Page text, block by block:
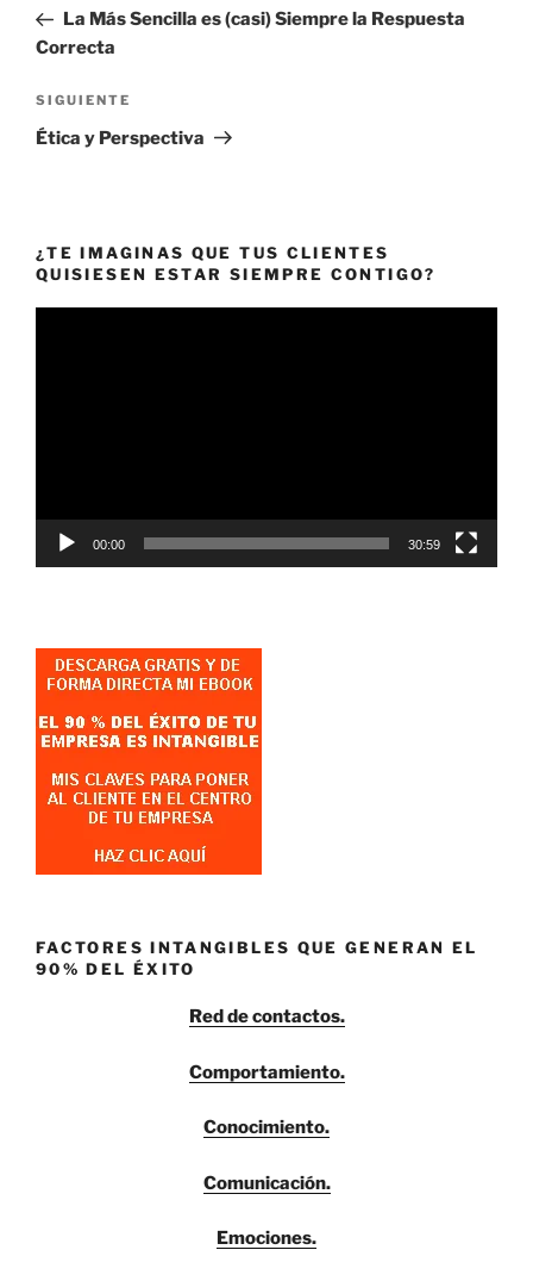
entradas
anterior:
La Más Sencilla es (casi) Siempre la Respuesta
Correcta
Siguiente
entrada
SIGUIENTE
Ética y Perspectiva
¿TE IMAGINAS QUE TUS CLIENTES
QUISIESEN ESTAR SIEMPRE CONTIGO?
00:00 30:59
FACTORES INTANGIBLES QUE GENERAN EL
90% DEL ÉXITO
Red de contactos.
Comportamiento.
Conocimiento.
Comunicación.
Emociones.